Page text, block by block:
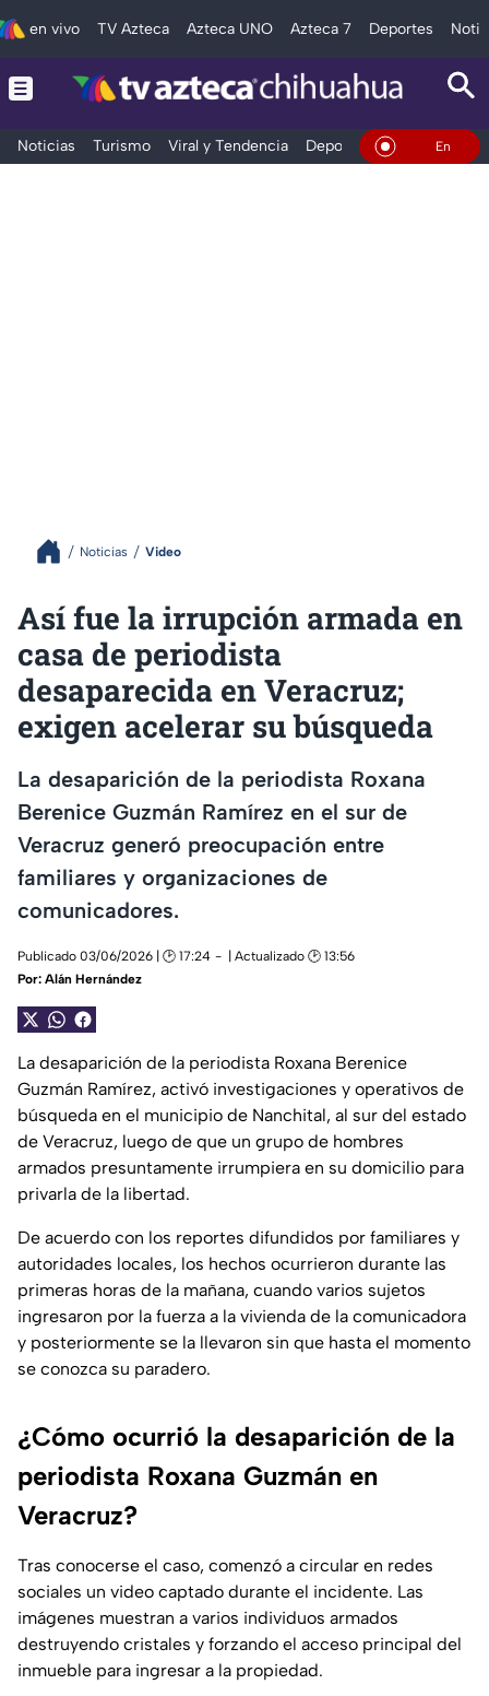
en vivo TV Azteca Azteca UNO Azteca 7 Deportes
Noticias Turismo Viral y Tendencia Deportes Espectáculos
En Vivo
Noticias Video
Así fue la irrupción armada en
casa de periodista
desaparecida en Veracruz;
exigen acelerar su búsqueda
La desaparición de la periodista Roxana
Berenice Guzmán Ramírez en el sur de
Veracruz generó preocupación entre
familiares y organizaciones de
comunicadores.
Publicado 03/06/2026 | 🕑 17:24
| Actualizado 🕑 13:56
Por: Alán Hernández
La desaparición de la periodista Roxana Berenice
Guzmán Ramírez, activó investigaciones y operativos de
búsqueda en el municipio de Nanchital, al sur del estado
de Veracruz, luego de que un grupo de hombres
armados presuntamente irrumpiera en su domicilio para
privarla de la libertad.
De acuerdo con los reportes difundidos por familiares y
autoridades locales, los hechos ocurrieron durante las
primeras horas de la mañana, cuando varios sujetos
ingresaron por la fuerza a la vivienda de la comunicadora
y posteriormente se la llevaron sin que hasta el momento
se conozca su paradero.
¿Cómo ocurrió la desaparición de la
periodista Roxana Guzmán en
Veracruz?
Tras conocerse el caso, comenzó a circular en redes
sociales un video captado durante el incidente. Las
imágenes muestran a varios individuos armados
destruyendo cristales y forzando el acceso principal del
inmueble para ingresar a la propiedad.